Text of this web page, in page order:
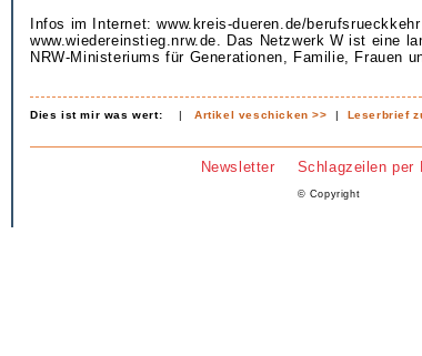
Infos im Internet: www.kreis-dueren.de/berufsrueckkehr
www.wiedereinstieg.nrw.de. Das Netzwerk W ist eine
NRW-Ministeriums für Generationen, Familie, Frauen
Dies ist mir was wert: |Artikel veschicken >> | Leserbrief
Newsletter Schlagzeilen per
© Copyright